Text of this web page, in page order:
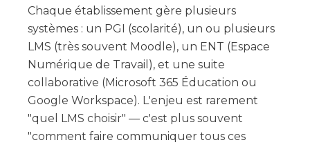
Chaque établissement gère plusieurs
systèmes : un PGI (scolarité), un ou plusieurs
LMS (très souvent Moodle), un ENT (Espace
Numérique de Travail), et une suite
collaborative (Microsoft 365 Éducation ou
Google Workspace). L'enjeu est rarement
"quel LMS choisir" — c'est plus souvent
"comment faire communiquer tous ces